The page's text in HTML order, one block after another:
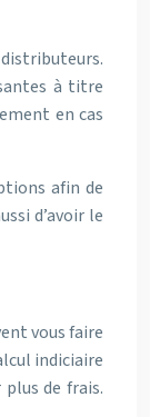
à titre
en cas
afin de
d’avoir le
vous faire
indiciaire
de frais.